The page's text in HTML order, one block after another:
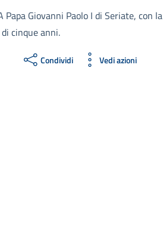
Giovanni Paolo I di Seriate, con la
cinque anni.
Condividi Vedi azioni